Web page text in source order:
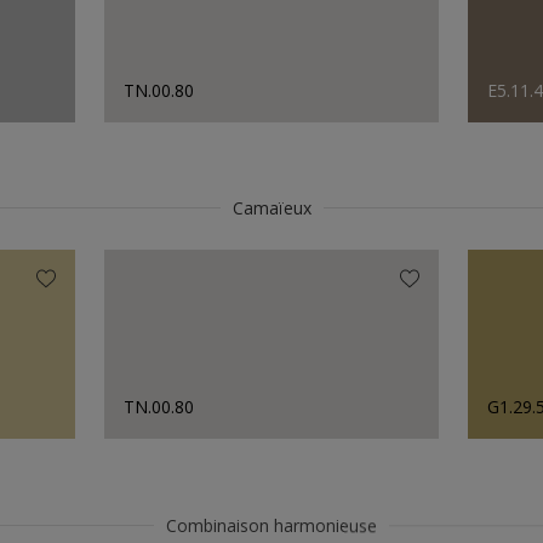
TN.00.80
Camaïeux
TN.00.80
Combinaison harmonieuse